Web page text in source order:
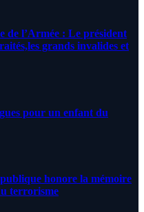
de l’Armée : Le président
grands invalides et
pour un enfant du
honore la mémoire
terrorisme